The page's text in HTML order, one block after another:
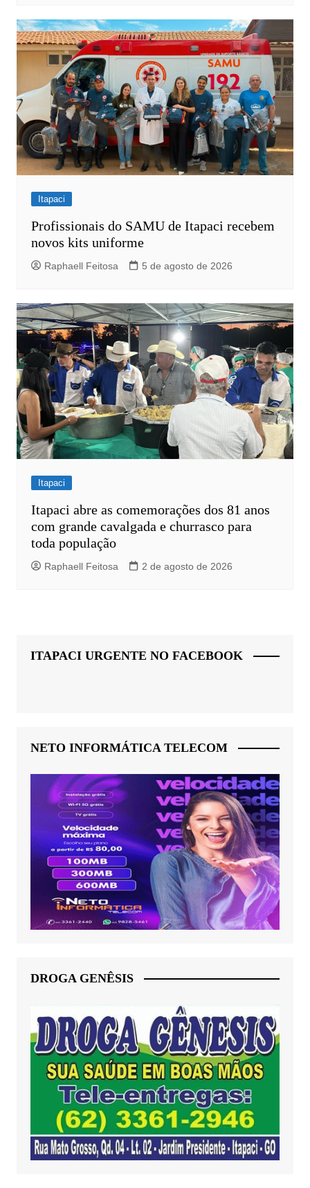
Itapaci
Profissionais do SAMU de Itapaci recebem
novos kits uniforme
Raphaell Feitosa 5 de agosto de 2026
Itapaci
Itapaci abre as comemorações dos 81 anos
com grande cavalgada e churrasco para
toda população
Raphaell Feitosa 2 de agosto de 2026
ITAPACI URGENTE NO FACEBOOK
NETO INFORMÁTICA TELECOM
DROGA GENÊSIS